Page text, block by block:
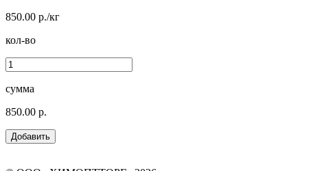
850.00 р./кг
кол-во
сумма
850.00 р.